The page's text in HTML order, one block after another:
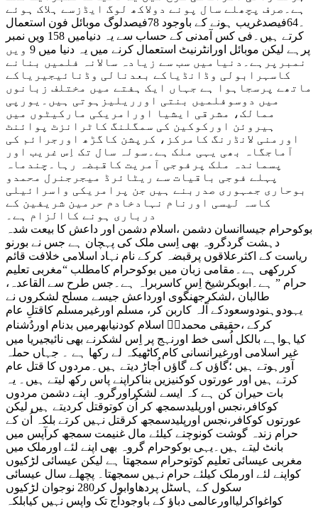
ہے۔صرف پچھلے سال پونے دولاکھ لوگ ایڈزسے ہلاک ہوئے
۔64فیصدغریب ہونے کے باوجود 78فیصدلوگ موبائل فون استعمال
کرتے ہیں۔فی کس آمدنی کے حساب سے یہ دنیامیں 158 ویں نمبر
پرہے لیکن موبائل اورانٹرنیٹ استعمال کرنے میں یہ دنیا میں 9 ویں
نمبرپرہے۔دنیامیں سب سے زیادہ سالانہ فلمیں بنانے
کاسہرابولی وڈانڈیاکے بعدنالی وڈنائیجیریاکے
ماتھے پرسجاہوا ہے جہاں ایک ہفتے میں مختلف زبانوں
میں دوسوفلمیں بنتی اورریلیزہوتی ہیں۔یورپی
ممالک، مشرقی ایشیا اورامریکی مارکیٹوں میں
ہیروئن اورکوکین کی سمگلنگ کاٹرانزٹ پوائنٹ
اورمنی لانڈرنگ کامرکز، کرپشن کاگڑھ اورجرائم کی
آماجگاہ بھی یہی ملک ہے۔سولہ سال تک اِس غریب اور
پسماندہ ملک پرفوجی آمریت کاقبضہ رہا۔چندماہ
پہلے فوجی باقیات سے ریٹائرڈ میجرجنرل محمدو
بوحاری جمہوری صدربنے ہیں جن پرامریکی واسرائیلی
کاسہ لیسی اورنام نہادخادم حرمین شریفین کے
درباری ہونے کاالزام ہے۔
بوکوحرام جیساانسان دشمن ،اسلام دشمن اور داعش کا بیعت شدہ
دہشت گردگروہ بھی اِسی ملک کی پہچان ہے جس نے بورنو
ریاست کے اکثرعلاقوں پرقبضہ کرکے نام نہاد اسلامی خلافت قائم
کررکھی ہے۔مقامی زبان میں بوکوحرام کامطلب “مغربی تعلیم
حرام ” ہے۔ابوبکرشیخ اِس کاسربراہ ہے۔جس طرح سے القاعدہ،
طالبان ،لشکرجھنگوی اورداعش جیسے مسلح لشکروں نے
یہودوہنودوسعودکے آلہ کاربن کر، مسلم اورغیرمسلم کاقتلِ عام
کرکے ،حقیقی محمدیؐ اسلام کودنیابھرمیں بدنام اوردُشنام
کیاہواہے بالکل اُسی خط اورنہج پر اِس لشکرنے بھی نائیجیریا میں
غیر اسلامی اورغیرانسانی کام کاٹھیکہ لے رکھا ہے ۔ جہاں حملہ
آورہوتے ہیں ؛گاؤں کے گاؤں اُجاڑ دیتے ہیں۔مردوں کا قتل عام
کرتے ہیں اور عورتوں کوکنیزیں بناکراپنے پاس رکھ لیتے ہیں۔ یہ
بات حیران کن ہے کہ ایسے لشکراورگروہ اپنے دشمن مردوں
کوکافر،نجس اورپلیدسمجھ کر اُن کوتوقتل کردیتے ہیں لیکن
عورتوں کوکافر،نجس اورپلیدسمجھ کرقتل نہیں کرتے بلکہ اُن کے
حرام زندہ گوشت کونوچنے کیلئے مال غنیمت سمجھ کرآپس میں
بانٹ لیتے ہیں۔یہی بوکوحرام گروہ بھی اپنے لئے اورملک میں
مغربی عیسائی تعلیم کوتوحرام سمجھتا ہے لیکن عیسائی لڑکیوں
کواپنے لئے اورملک کیلئے حرام نہیں سمجھتا۔ پچھلے سال عیسائی
سکول کے ہاسٹل پردھاوابول کر280 نوجوان لڑکیوں
کواغواکرلیااورعالمی دباؤ کے باوجودآج تک واپس نہیں کیابلکہ